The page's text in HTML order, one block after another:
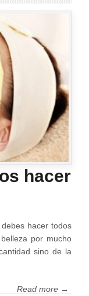
hacer
hacer todos
por mucho
sino de la
Read more →